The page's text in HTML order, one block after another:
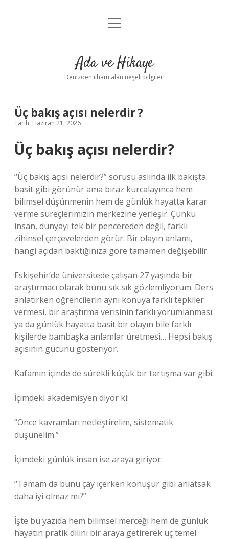
Anasayfa
Yasal Uyarı
menüyü
Ada ve Hikaye
Denizden ilham alan neşeli bilgiler!
Üç bakış açısı nelerdir ?
Tarih: Haziran 21, 2026
Üç bakış açısı nelerdir?
“Üç bakış açısı nelerdir?” sorusu aslında ilk bakışta
basit gibi görünür ama biraz kurcalayınca hem
bilimsel düşünmenin hem de günlük hayatta karar
verme süreçlerimizin merkezine yerleşir. Çünkü
insan, dünyayı tek bir pencereden değil, farklı
zihinsel çerçevelerden görür. Bir olayın anlamı,
hangi açıdan baktığınıza göre tamamen değişebilir.
Eskişehir’de üniversitede çalışan 27 yaşında bir
araştırmacı olarak bunu sık sık gözlemliyorum. Ders
anlatırken öğrencilerin aynı konuya farklı tepkiler
vermesi, bir araştırma verisinin farklı yorumlanması
ya da günlük hayatta basit bir olayın bile farklı
kişilerde bambaşka anlamlar üretmesi… Hepsi bakış
açısının gücünü gösteriyor.
Kafamın içinde de sürekli küçük bir tartışma var gibi:
İçimdeki akademisyen diyor ki:
“Önce kavramları netleştirelim, sistematik
düşünelim.”
İçimdeki günlük insan ise araya giriyor:
“Tamam da bunu çay içerken konuşur gibi anlatsak
daha iyi olmaz mı?”
İşte bu yazıda hem bilimsel merceği hem de günlük
hayatın pratik dilini bir araya getirerek üç temel